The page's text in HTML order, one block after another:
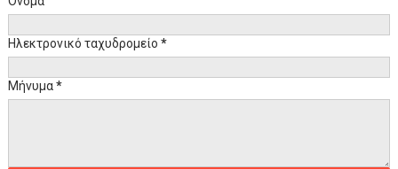
Ηλεκτρονικό ταχυδρομείο *
Μήνυμα*